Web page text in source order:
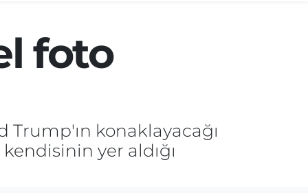
foto
Trump'ın konaklayacağı
yer aldığı